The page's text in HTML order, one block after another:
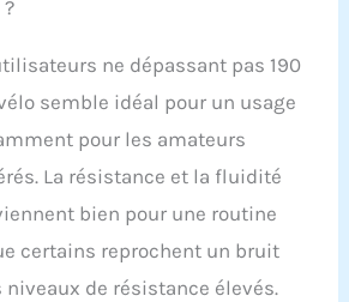
ne dépassant pas 190
semble idéal pour un usage
pour les amateurs
La résistance et la fluidité
bien pour une routine
certains reprochent un bruit
de résistance élevés.